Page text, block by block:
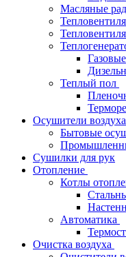
Масляные
Газовые
Теплый пол
Осушители воздуха
Бытовые
Сушилки для рук
Отопление
Котлы
Автоматика
Очистка воздуха